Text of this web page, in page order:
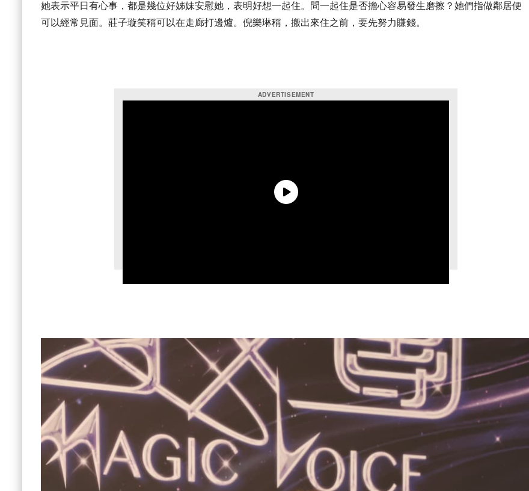
她表示平日有心事，都是幾位好姊妹安慰她，表明好想一起住。問一起住是否擔心容易發生磨擦？她們指做鄰居便
可以經常見面。莊子璇笑稱可以在走廊打邊爐。倪樂琳稱，搬出來住之前，要先努力賺錢。